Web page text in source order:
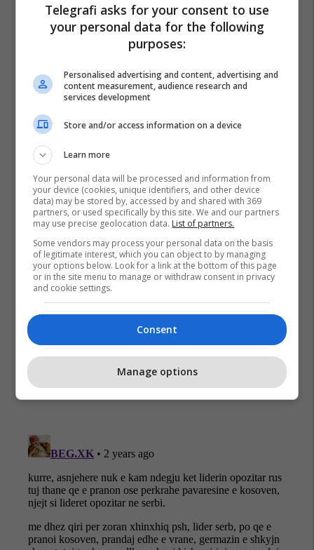
Rusia Aleksei Navalny
Telegrafi asks for your consent to use
your personal data for the following
purposes:
Personalised advertising and content, advertising and
content measurement, audience research and
services development
Store and/or access information on a device
Learn more
Your personal data will be processed and information from
your device (cookies, unique identifiers, and other device
data) may be stored by, accessed by and shared with 369
partners, or used specifically by this site. We and our partners
may use precise geolocation data. List of partners.
Some vendors may process your personal data on the basis
of legitimate interest, which you can object to by managing
your options below. Look for a link at the bottom of this page
or in the site menu to manage or withdraw consent in privacy
and cookie settings.
Consent
Manage options